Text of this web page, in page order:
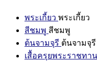
พระเกี้ยว พระเกี้ยว
สีชมพู สีชมพู
ต้นจามจุรี ต้นจามจุรี
เสื้อครุยพระราชทาน